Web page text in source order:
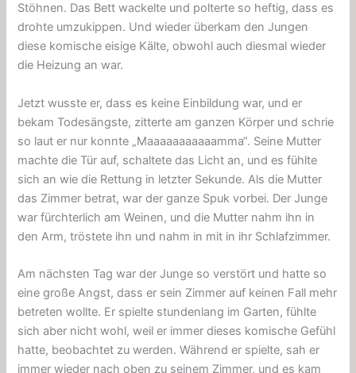
Stöhnen. Das Bett wackelte und polterte so heftig, dass es
drohte umzukippen. Und wieder überkam den Jungen
diese komische eisige Kälte, obwohl auch diesmal wieder
die Heizung an war.
Jetzt wusste er, dass es keine Einbildung war, und er
bekam Todesängste, zitterte am ganzen Körper und schrie
so laut er nur konnte „Maaaaaaaaaaamma“. Seine Mutter
machte die Tür auf, schaltete das Licht an, und es fühlte
sich an wie die Rettung in letzter Sekunde. Als die Mutter
das Zimmer betrat, war der ganze Spuk vorbei. Der Junge
war fürchterlich am Weinen, und die Mutter nahm ihn in
den Arm, tröstete ihn und nahm in mit in ihr Schlafzimmer.
Am nächsten Tag war der Junge so verstört und hatte so
eine große Angst, dass er sein Zimmer auf keinen Fall mehr
betreten wollte. Er spielte stundenlang im Garten, fühlte
sich aber nicht wohl, weil er immer dieses komische Gefühl
hatte, beobachtet zu werden. Während er spielte, sah er
immer wieder nach oben zu seinem Zimmer, und es kam